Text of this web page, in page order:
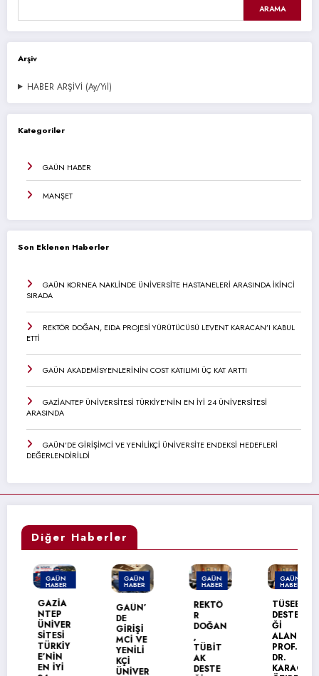
ARAMA
Arşiv
HABER ARŞİVİ (Ay/Yıl)
Kategoriler
GAÜN HABER
MANŞET
Son Eklenen Haberler
GAÜN KORNEA NAKLİNDE ÜNİVERSİTE HASTANELERİ ARASINDA İKİNCİ
SIRADA
REKTÖR DOĞAN, EIDA PROJESİ YÜRÜTÜCÜSÜ LEVENT KARACAN’I KABUL
ETTİ
GAÜN AKADEMİSYENLERİNİN COST KATILIMI ÜÇ KAT ARTTI
GAZİANTEP ÜNİVERSİTESİ TÜRKİYE’NİN EN İYİ 24 ÜNİVERSİTESİ
ARASINDA
GAÜN’DE GİRİŞİMCİ VE YENİLİKÇİ ÜNİVERSİTE ENDEKSİ HEDEFLERİ
DEĞERLENDİRİLDİ
Diğer Haberler
GAÜN
HABER
MANŞET
GAZİA
NTEP
ÜNİVER
SİTESİ
TÜRKİY
E’NİN
EN İYİ
GAÜN
HABER
GAÜN’
GİRİŞİ
MCİ VE
YENİLİ
KÇİ
ÜNİVER
GAÜN
HABER
REKTÖ
DOĞAN
TÜBİT
AK
DESTE
GAÜN
HABER
TÜSEB
DESTE
ALAN
PROF.
DR.
KARAG